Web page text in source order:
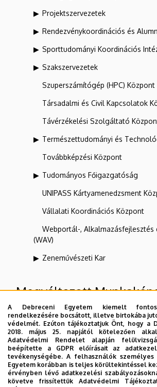
Projektszervezetek
Rendezvénykoordinációs és
Sporttudományi Koordinációs
Szakszervezetek
Szuperszámítógép (HPC) Központ
Társadalmi és Civil Kapcsolatok
Távérzékelési Szolgáltató
Természettudományi és
Továbbképzési Központ
Tudományos Főigazgatóság
UNIPASS Kártyamenedzsment
Vállalati Koordinációs Központ
Webportál-, Alkalmazásfejlesztés
(WAV)
Zeneművészeti Kar
Megváltozott
Szolgáltató Központja
Felettes szervezeti egységek
Debreceni Egyetem
A Debreceni Egyetem kiemelt
rendelkezésére bocsátott, illetve birtokába
védelmét. Ezúton tájékoztatjuk Önt, hogy a
2018. május 25. napjától kötelezően
Adatvédelmi Rendelet alapján
beépítette a GDPR előírásait az
tevékenységébe. A felhasználók
Egyetem korábban is teljes körültekintéssel
érvényben lévő adatkezelési
követve frissítettük Adatvédelmi